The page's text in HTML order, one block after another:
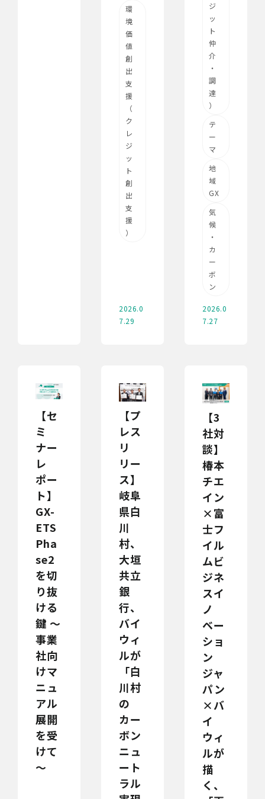
環
境
価
値
創
出
支
援
（
ク
レ
ジ
ッ
ト
創
出
支
援
）
2026.0
7.29
ジ
ッ
ト
仲
介
・
調
達
）
テ
ー
マ
地
域
GX
気
候
・
カ
ー
ボ
ン
2026.0
7.27
【セ
ミ
ナー
レ
ポー
ト】
GX-
ETS
Pha
se2
を切
り抜
ける
鍵 ～
事業
社向
けマ
ニュ
アル
展開
を受
けて
～
【プ
レス
リ
リー
ス】
岐阜
県白
川
村、
大垣
共立
銀
行、
バイ
ウィ
ルが
「白
川村
の
カー
ボン
ニュ
ート
ラル
【3
社対
談】
椿本
チエ
イン
×富
士フ
イル
ムビ
ジネ
スイ
ノ
ベー
ショ
ン
ジャ
パン
×バ
イ
ウィ
ルが
描
く、